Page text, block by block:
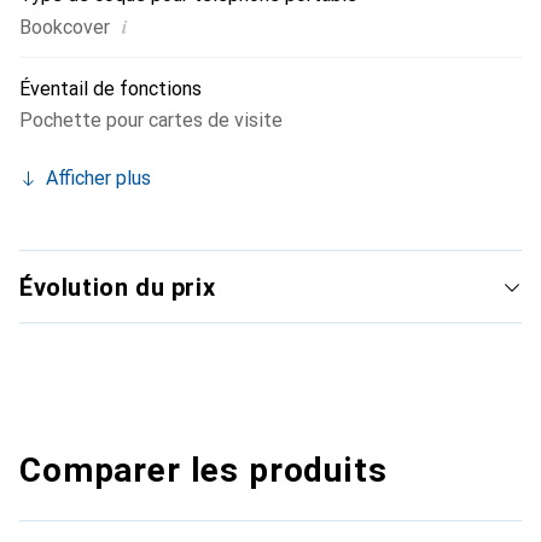
Bookcover i
Éventail de fonctions
Pochette pour cartes de visite
Afficher plus
Évolution du prix
Comparer les produits